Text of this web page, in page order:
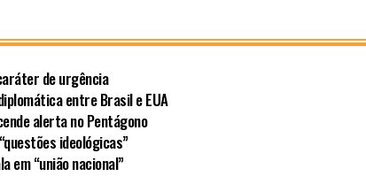
de urgência
entre Brasil e EUA
alerta no Pentágono
ideológicas”
em “união nacional”